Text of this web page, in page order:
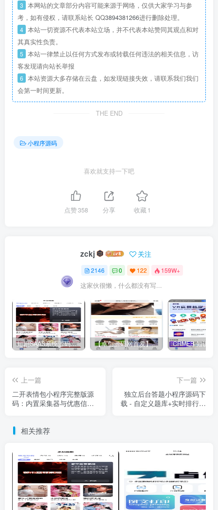
3 本网站的文章部分内容可能来源于网络，仅供大家学习与参
考，如有侵权，请联系站长 QQ3894381266进行删除处理。
4 本站一切资源不代表本站立场，并不代表本站赞同其观点和对
其真实性负责。
5 本站一律禁止以任何方式发布或转载任何违法的相关信息，访
客发现请向站长举报
6 本站资源大多存储在云盘，如发现链接失效，请联系我们我们
会第一时间更新。
THE END
小程序源码
喜欢就支持一下吧
点赞358 分享 收藏 1
zckj 关注
2146 0 122 159W+
这家伙很懒，什么都没有写...
短剧SAAS系统源码｜多端分销+云存储+多租户架构 【卓创源码网首发】全开源视频打赏系统源码｜双模板+代理分站+易支付对接｜API全面修复｜站长盈利利器！​
上一篇
二开表情包小程序完整版源
码：内置采集器与优惠信息
下一篇
独立后台答题小程序源码下
载 - 自定义题库+实时排行榜
相关推荐